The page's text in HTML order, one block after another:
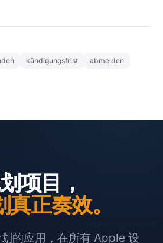
kündigungsfrist
abmelden
项目，
正奏效。
的应用，在所有 Apple 设